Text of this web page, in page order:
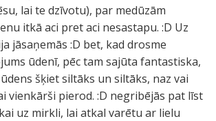
lai te dzīvotu), par medūzām
itkā aci pret aci nesastapu. :D Uz
jāsaņemās :D bet, kad drosme
ūdenī, pēc tam sajūta fantastiska,
šķiet siltāks un siltāks, naz vai
vienkārši pierod. :D negribējās pat līst
uz mirkli, lai atkal varētu ar lielu